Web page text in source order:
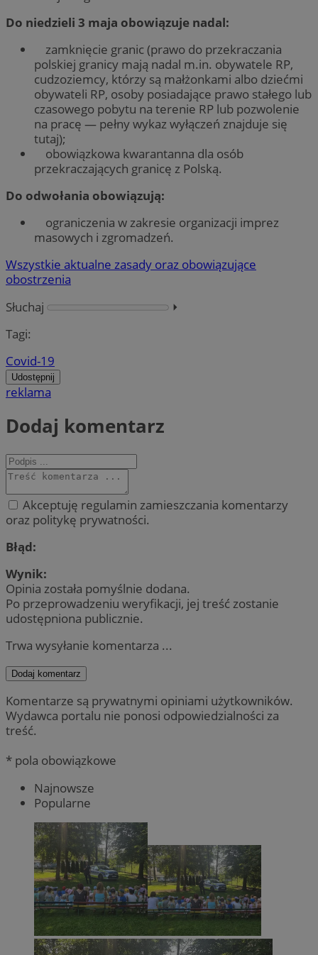
Do niedzieli 3 maja obowiązuje nadal:
zamknięcie granic (prawo do przekraczania
polskiej granicy mają nadal m.in. obywatele RP,
cudzoziemcy, którzy są małżonkami albo dziećmi
obywateli RP, osoby posiadające prawo stałego lub
czasowego pobytu na terenie RP lub pozwolenie
na pracę — pełny wykaz wyłączeń znajduje się
tutaj);
obowiązkowa kwarantanna dla osób
przekraczających granicę z Polską.
Do odwołania obowiązują:
ograniczenia w zakresie organizacji imprez
masowych i zgromadzeń.
Wszystkie aktualne zasady oraz obowiązujące
obostrzenia
Słuchaj
⏵︎
Tagi:
Covid-19
Udostępnij
reklama
Dodaj komentarz
Akceptuję regulamin zamieszczania komentarzy
oraz politykę prywatności.
Błąd:
Wynik:
Opinia została pomyślnie dodana.
Po przeprowadzeniu weryfikacji, jej treść zostanie
udostępniona publicznie.
Trwa wysyłanie komentarza ...
Dodaj komentarz
Komentarze są prywatnymi opiniami użytkowników.
Wydawca portalu nie ponosi odpowiedzialności za
treść.
* pola obowiązkowe
Najnowsze
Popularne